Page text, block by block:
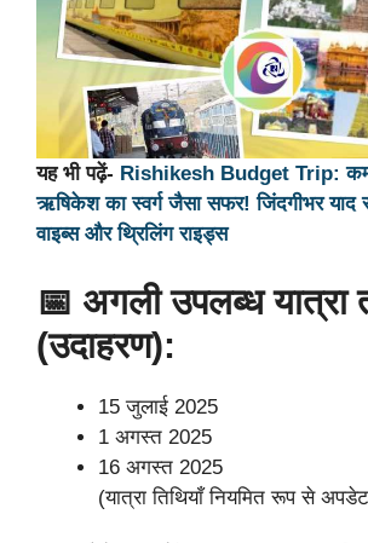
यह भी पढ़ें- Rishikesh Budget Trip:
ऋषिकेश का स्वर्ग जैसा सफर! जिंदगीभर याद
वाइब्स और थ्रिलिंग राइड्स
📅 अगली उपलब्ध यात्रा
(उदाहरण):
15 जुलाई 2025
1 अगस्त 2025
16 अगस्त 2025
(यात्रा तिथियाँ नियमित रूप से